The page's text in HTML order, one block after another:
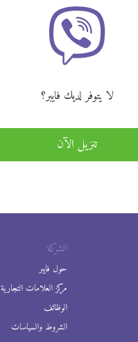
لا يتوفر لديك فايبر؟
تنزيل الآن
الشركة
حول فايبر
مركز العلامات التجارية
الوظائف
الشروط والسياسات